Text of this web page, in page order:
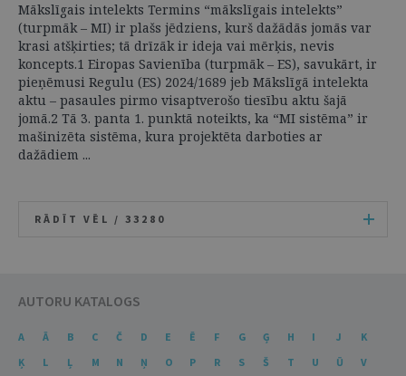
Mākslīgais intelekts Termins “mākslīgais intelekts”
(turpmāk – MI) ir plašs jēdziens, kurš dažādās jomās var
krasi atšķirties; tā drīzāk ir ideja vai mērķis, nevis
koncepts.1 Eiropas Savienība (turpmāk – ES), savukārt, ir
pieņēmusi Regulu (ES) 2024/1689 jeb Mākslīgā intelekta
aktu – pasaules pirmo visaptverošo tiesību aktu šajā
jomā.2 Tā 3. panta 1. punktā noteikts, ka “MI sistēma” ir
mašinizēta sistēma, kura projektēta darboties ar
dažādiem ...
RĀDĪT VĒL / 33280
AUTORU KATALOGS
A Ā B C Č D E Ē F G Ģ H I J
K
Ķ
L Ļ M N Ņ O P R S Š T U Ū
V